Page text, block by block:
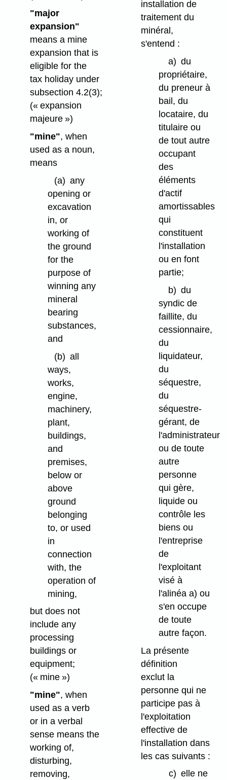
"major
expansion"
means a mine
expansion that is
eligible for the
tax holiday under
subsection 4.2(3);
(« expansion
majeure »)
"mine", when
used as a noun,
means
(a) any
opening or
excavation
in, or
working of
the ground
for the
purpose of
winning any
mineral
bearing
substances,
and
(b) all
ways,
works,
engine,
machinery,
plant,
buildings,
and
premises,
below or
above
ground
belonging
to, or used
in
connection
with, the
operation of
mining,
but does not
include any
processing
buildings or
equipment;
(« mine »)
"mine", when
used as a verb
or in a verbal
sense means the
working of,
disturbing,
removing,
installation de
traitement du
minéral,
s'entend :
a) du
propriétaire,
du preneur à
bail, du
locataire, du
titulaire ou
de tout autre
occupant
des
éléments
d'actif
amortissables
qui
constituent
l'installation
ou en font
partie;
b) du
syndic de
faillite, du
cessionnaire,
du
liquidateur,
du
séquestre,
du
séquestre-
gérant, de
l'administrateur
ou de toute
autre
personne
qui gère,
liquide ou
contrôle les
biens ou
l'entreprise
de
l'exploitant
visé à
l'alinéa a) ou
s'en occupe
de toute
autre façon.
La présente
définition
exclut la
personne qui ne
participe pas à
l'exploitation
effective de
l'installation dans
les cas suivants :
c) elle ne